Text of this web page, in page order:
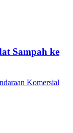
Sampah ke